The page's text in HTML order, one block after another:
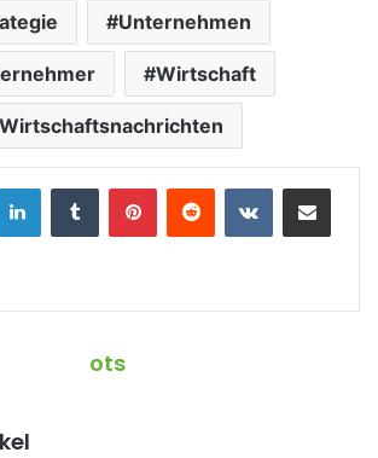
Unternehmen
Wirtschaft
ots